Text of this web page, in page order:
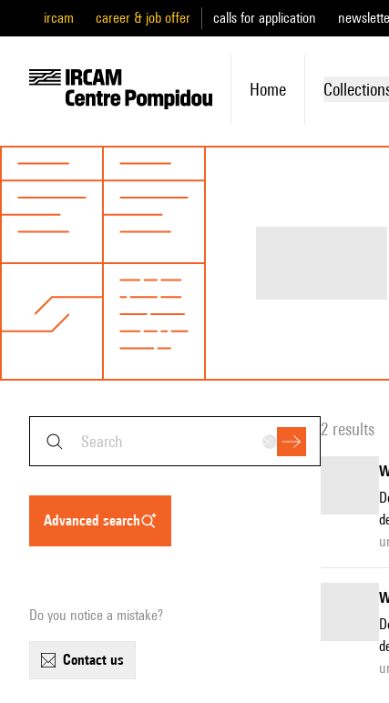
ircam career & job offer calls for application
Home
advanced search
Do you notice a mistake?
contact us
2 results